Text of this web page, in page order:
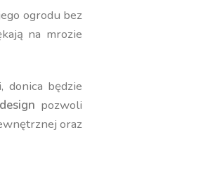
ogrodu bez
na mrozie
donica będzie
pozwoli
oraz